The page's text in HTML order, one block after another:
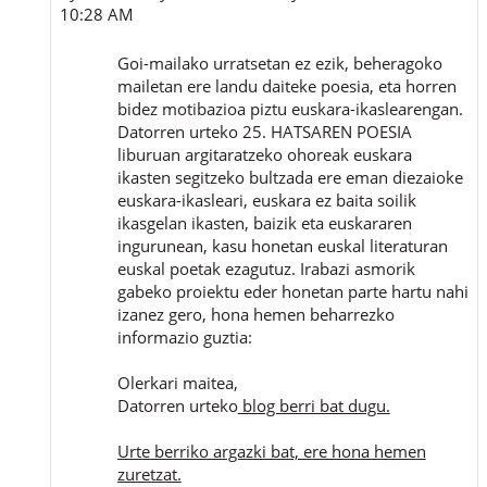
10:28 AM
Goi-mailako urratsetan ez ezik, beheragoko
mailetan ere landu daiteke poesia, eta horren
bidez motibazioa piztu euskara-ikaslearengan.
Datorren urteko 25. HATSAREN POESIA
liburuan argitaratzeko ohoreak euskara
ikasten segitzeko bultzada ere eman diezaioke
euskara-ikasleari, euskara ez baita soilik
ikasgelan ikasten, baizik eta euskararen
ingurunean, kasu honetan euskal literaturan
euskal poetak ezagutuz. Irabazi asmorik
gabeko proiektu eder honetan parte hartu nahi
izanez gero, hona hemen beharrezko
informazio guztia:
Olerkari maitea,
Datorren urtekoblog berri bat dugu.
Urte berriko argazki bat, ere hona hemen
zuretzat.